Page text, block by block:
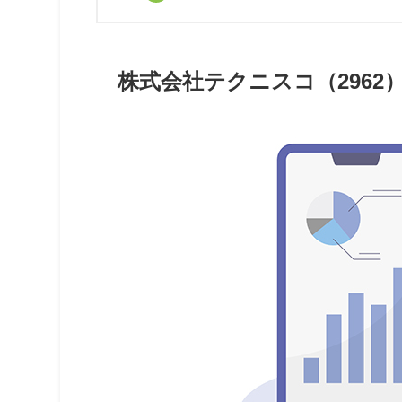
株式会社テクニスコ（2962